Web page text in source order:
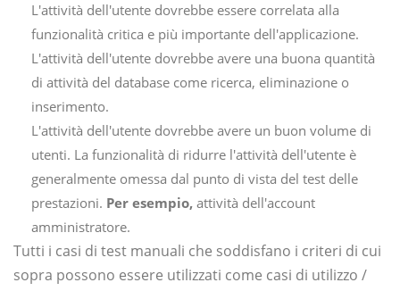
L'attività dell'utente dovrebbe essere correlata alla
funzionalità critica e più importante dell'applicazione.
L'attività dell'utente dovrebbe avere una buona quantità
di attività del database come ricerca, eliminazione o
inserimento.
L'attività dell'utente dovrebbe avere un buon volume di
utenti. La funzionalità di ridurre l'attività dell'utente è
generalmente omessa dal punto di vista del test delle
prestazioni. Per esempio, attività dell'account
amministratore.
Tutti i casi di test manuali che soddisfano i criteri di cui
sopra possono essere utilizzati come casi di utilizzo /